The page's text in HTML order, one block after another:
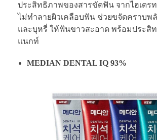
ประสิทธิภาพของสารขัดฟัน จากไฮเดร
ไม่ทำลายผิวเคลือบฟัน ช่วยขจัดคราบพ
และบุหรี่ ให้ฟันขาวสะอาด พร้อมประสิ
แนกท์
MEDIAN DENTAL IQ 93%